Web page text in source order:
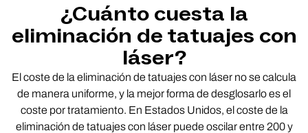
¿Cuánto cuesta la
eliminación de tatuajes con
láser?
El coste de la eliminación de tatuajes con láser no se calcula
de manera uniforme, y la mejor forma de desglosarlo es el
coste por tratamiento. En Estados Unidos, el coste de la
eliminación de tatuajes con láser puede oscilar entre 200 y